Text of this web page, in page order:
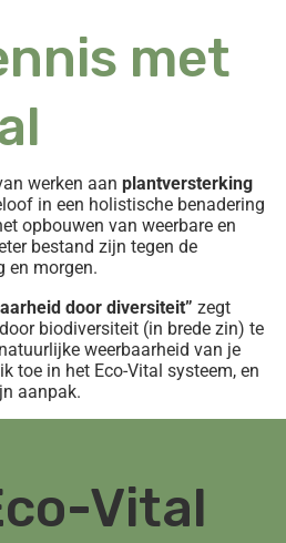
met
werken aan plantversterking
in een holistische benadering
opbouwen van weerbare en
bestand zijn tegen de
en morgen.
door diversiteit” zegt
biodiversiteit (in brede zin) te
weerbaarheid van je
toe in het Eco-Vital systeem, en
aanpak.
Vital